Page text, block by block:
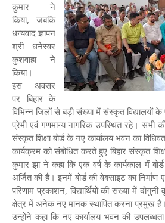
कुमार ने
किया, जबकि
धन्यवाद ज्ञापन
श्री धनेस्वर
कुशवाहा ने
किया।
इस अवसर
पर बिहार के
विभिन्न जिलों से बड़ी संख्या में संस्कृत विद्यालयों के
प्रेमी एवं गणमान्य नागरिक उपस्थित रहे। सभी की
संस्कृत शिक्षा बोर्ड के नए कार्यालय भवन का
कार्यक्रम को संबोधित करते हुए बिहार संस्कृत
कुमार झा ने कहा कि एक वर्ष के कार्यकाल में
अर्जित की हैं। इनमें बोर्ड की वेबसाइट का निर्माण
परिणाम प्रकाशन, विद्यार्थियों की संख्या में
क्षेत्र में अनेक नए मानक स्थापित करना प्रमुख है।
उन्होंने कहा कि नए कार्यालय भवन की